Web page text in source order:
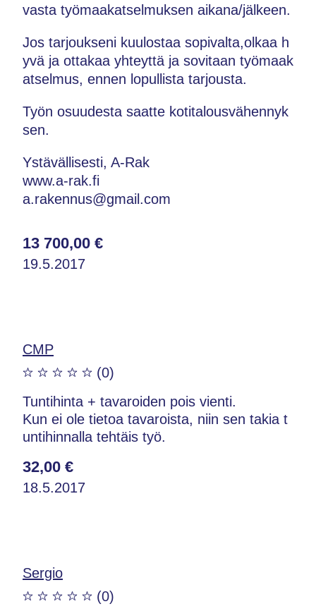
vasta työmaakatselmuksen aikana/jälkeen.
Jos tarjoukseni kuulostaa sopivalta,olkaa h
yvä ja ottakaa yhteyttä ja sovitaan työmaak
atselmus, ennen lopullista tarjousta.
Työn osuudesta saatte kotitalousvähennyk
sen.
Ystävällisesti, A-Rak
www.a-rak.fi
a.rakennus@gmail.com
13 700,00 €
19.5.2017
CMP
(0)
Tuntihinta + tavaroiden pois vienti.
Kun ei ole tietoa tavaroista, niin sen takia t
untihinnalla tehtäis työ.
32,00 €
18.5.2017
Sergio
(0)